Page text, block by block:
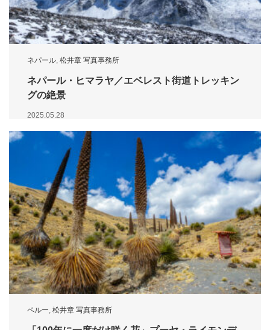
ネパール, 松井章 写真事務所
ネパール・ヒマラヤ／エベレスト街道トレッキン
グの絶景
2025.05.28
ペルー, 松井章 写真事務所